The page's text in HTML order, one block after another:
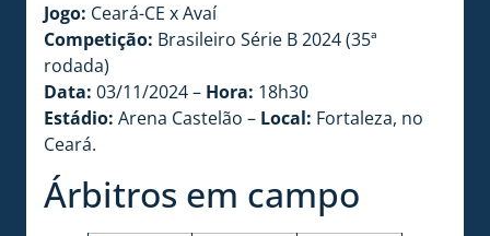
Jogo: Ceará-CE x Avaí
Competição: Brasileiro Série B 2024 (35ª
rodada)
Data: 03/11/2024 – Hora: 18h30
Estádio: Arena Castelão – Local: Fortaleza, no
Ceará.
Árbitros em campo